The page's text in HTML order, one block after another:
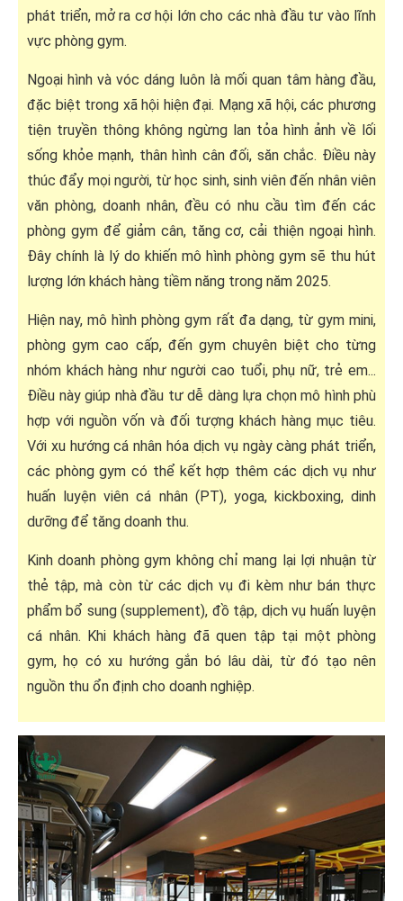
phát triển, mở ra cơ hội lớn cho các nhà đầu tư vào lĩnh
vực phòng gym.
Ngoại hình và vóc dáng luôn là mối quan tâm hàng đầu,
đặc biệt trong xã hội hiện đại. Mạng xã hội, các phương
tiện truyền thông không ngừng lan tỏa hình ảnh về lối
sống khỏe mạnh, thân hình cân đối, săn chắc. Điều này
thúc đẩy mọi người, từ học sinh, sinh viên đến nhân viên
văn phòng, doanh nhân, đều có nhu cầu tìm đến các
phòng gym để giảm cân, tăng cơ, cải thiện ngoại hình.
Đây chính là lý do khiến mô hình phòng gym sẽ thu hút
lượng lớn khách hàng tiềm năng trong năm 2025.
Hiện nay, mô hình phòng gym rất đa dạng, từ gym mini,
phòng gym cao cấp, đến gym chuyên biệt cho từng
nhóm khách hàng như người cao tuổi, phụ nữ, trẻ em...
Điều này giúp nhà đầu tư dễ dàng lựa chọn mô hình phù
hợp với nguồn vốn và đối tượng khách hàng mục tiêu.
Với xu hướng cá nhân hóa dịch vụ ngày càng phát triển,
các phòng gym có thể kết hợp thêm các dịch vụ như
huấn luyện viên cá nhân (PT), yoga, kickboxing, dinh
dưỡng để tăng doanh thu.
Kinh doanh phòng gym không chỉ mang lại lợi nhuận từ
thẻ tập, mà còn từ các dịch vụ đi kèm như bán thực
phẩm bổ sung (supplement), đồ tập, dịch vụ huấn luyện
cá nhân. Khi khách hàng đã quen tập tại một phòng
gym, họ có xu hướng gắn bó lâu dài, từ đó tạo nên
nguồn thu ổn định cho doanh nghiệp.